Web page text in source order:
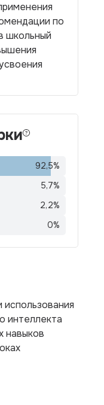
по
школьный
92,5%
5,7%
2,2%
0%
интеллекта
навыков